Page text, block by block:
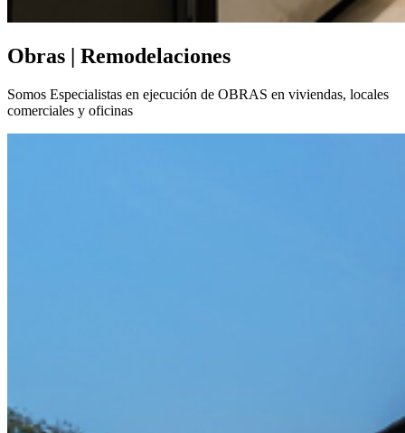
Obras | Remodelaciones
Somos Especialistas en ejecución de OBRAS en viviendas, locales
comerciales y oficinas